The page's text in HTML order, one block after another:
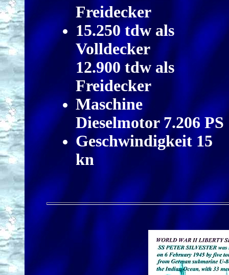
Freidecker
15.250 tdw als
Volldecker
12.900 tdw als
Freidecker
Maschine
Dieselmotor 7.206 PS
Geschwindigkeit 15
kn